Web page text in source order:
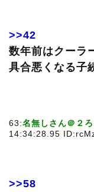
>>42
数年前はクーラ
具合悪くなる子
63:名無しさん＠２
14:34:28.95
>>58